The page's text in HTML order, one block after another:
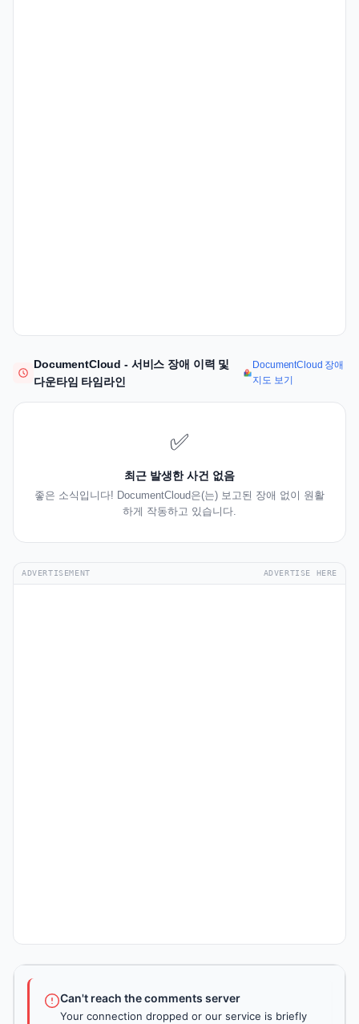
DocumentCloud - 서비스 장애 이력 및
다운타임 타임라인
DocumentCloud 장애
지도 보기
✅
최근 발생한 사건 없음
좋은 소식입니다! DocumentCloud은(는) 보고된 장애 없이 원활
하게 작동하고 있습니다.
ADVERTISEMENT ADVERTISE HERE
Can't reach the comments server
Your connection dropped or our service is briefly